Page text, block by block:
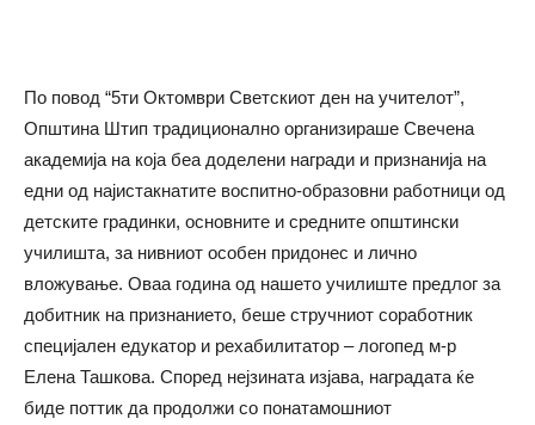
По повод “5ти Октомври Светскиот ден на учителот”,
Општина Штип традиционално организираше Свечена
академија на која беа доделени награди и признанија на
едни од најистакнатите воспитно-образовни работници од
детските градинки, основните и средните општински
училишта, за нивниот особен придонес и лично
вложување. Оваа година од нашето училиште предлог за
добитник на признанието, беше стручниот соработник
специјален едукатор и рехабилитатор – логопед м-р
Елена Ташкова. Според нејзината изјава, наградата ќе
биде поттик да продолжи со понатамошниот